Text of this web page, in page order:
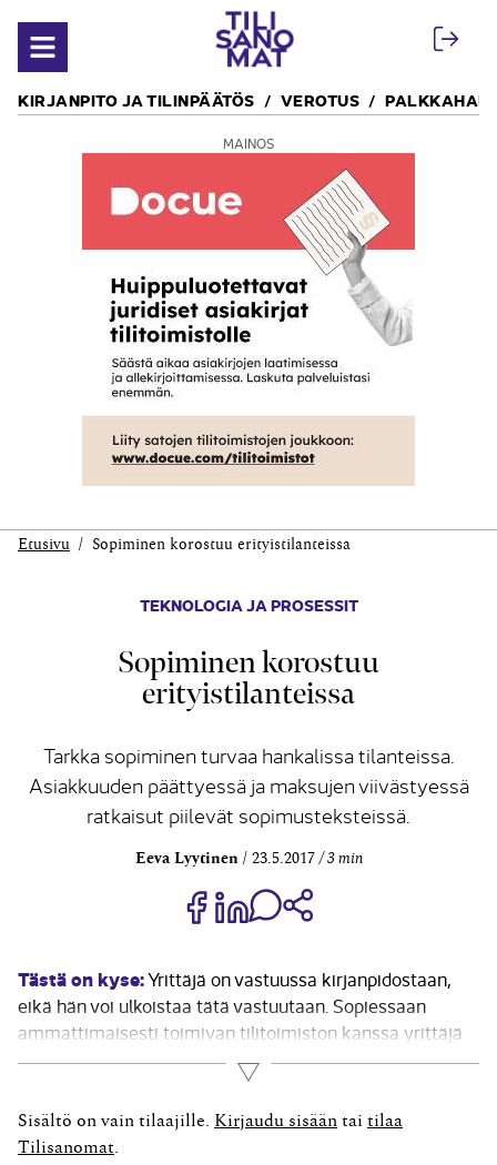
Avaa valikko
KIRJANPITO JA TILINPÄÄTÖS VEROTUS
MAINOS
Etusivu Sopiminen korostuu erityistilanteissa
TEKNOLOGIA JA PROSESSIT
Sopiminen korostuu
erityistilanteissa
Tarkka sopiminen turvaa hankalissa tilanteissa.
Asiakkuuden päättyessä ja maksujen viivästyessä
ratkaisut piilevät sopimusteksteissä.
Eeva Lyytinen 23.5.2017 3 min
Jaa Share on Facebook
Jaa Share on LinkedIn
Jaa WhatsApp-viestinä
Tästä on kyse:Yrittäjä on vastuussa kirjan­pidostaan,
eikä hän voi ulkoistaa tätä vastuutaan. Sopiessaan
ammattimaisesti toimivan tilitoimiston kanssa yrittäjä
saa kuitenkin kumppanin, jolle on mahdollista ulkoistaa
kirjanpito sekä muut viranomaisvelvoitteet ja joka ohjaa
lakisääteisten velvoitteiden hoitamisessa. Yrittäjä voi
ostaa palveluna pienempiä osia tai...
Lue lisää
Sisältö on vain tilaajille. Kirjaudu sisään tai tilaa
Tilisanomat